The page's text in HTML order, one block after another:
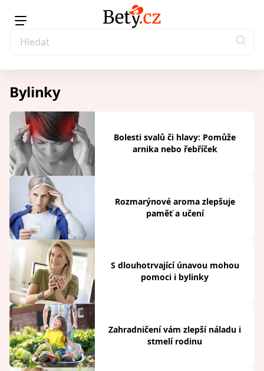
Bylinky
Bolesti svalů či hlavy: Pomůže
arnika nebo řebříček
Rozmarýnové aroma zlepšuje
paměť a učení
S dlouhotrvající únavou mohou
pomoci i bylinky
Zahradničení vám zlepší náladu i
stmelí rodinu